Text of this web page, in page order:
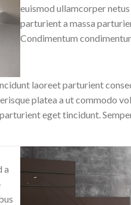
euismod ullamcorper
parturient a massa
Condimentum
laoreet parturient
platea a ut commodo
eget tincidunt.
a